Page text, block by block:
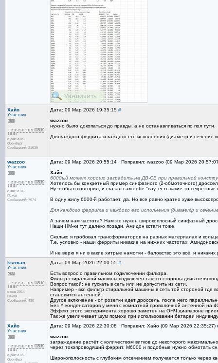
Хайо
Участник
с дек 2015
Оренбург
Сообщений: 21539
Дата: 09 Мар 2026 19:35:15 #
wazzoo
нужно было докопаться до правды, а не останавливаться по пол пути.
Для каждого феррита и каждого его исполнения (диаметр и сечение
wazzoo
Участник
с авг 2016
Псков
Сообщений: 7674
Дата: 09 Мар 2026 20:55:14 · Поправил: wazzoo (09 Мар 2026
Хайо
6000ый может хорошо заградить на ДВ-СВ при правильной
Хотелось бы конкретный пример синфазного (2-обмоточного)
Ну чтобы я повторил, и сказал сам себе "вау, есть какие-то
В одну жилу 6000-й работает, да. Но все равно кратно хуже
Для каждого феррита и каждого его исполнения (диаметр и
А зачем нам частота? Нам же нужен широкоплосный синфазный
Наши НМ-ки тут далеко позади. Амидон кстати тоже.
Сколько я пробовал трансформаторов на разных материалах и
Т.е. условно - наши ферриты никакие на нижних частотах.
И не верю я ни в какие хитрые намотки - баловство это всё, и
ksrman
Участник
с янв 2014
Пенза
Сообщений: 420
Дата: 09 Мар 2026 22:00:55 #
Есть вопрос о правильном подключении фильтра.
Фильтр стиральной машины подключен так: со стороны двигателя
Вопрос такой: не пускать в сеть или не допустить из сети.
Например - вкл фильтр стиральной машины в сеть той стороной где
становится антенной.
Другое включение - от розетки идет дроссель, после него
Без Y конденсаторов у меня с комнатной проволочной антенной на
Эффект этого эксперимента хорошо заметен на ОНЧ диапазоне
Так же увеличивает шум помехи при использовании батареи
Хайо
Участник
с дек 2015
Оренбург
Дата: 09 Мар 2026 22:30:08 · Поправил: Хайо (09 Мар 2026 22:35:27)
wazzoo
заграждение растёт с количеством витков до некоторого
через токопроводящий феррит. М6000 и подобные нужно обмотать
Широкополосность с глубоким отсечением получается только